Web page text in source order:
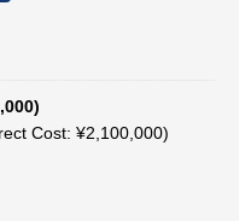
Cost: ¥2,100,000)